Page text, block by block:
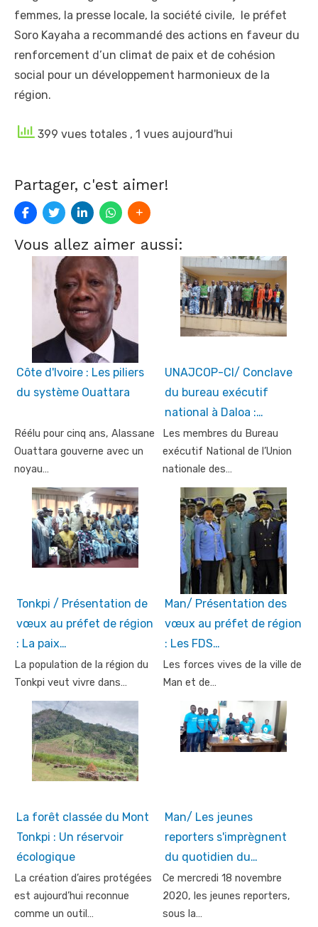
femmes, la presse locale, la société civile, le préfet
Soro Kayaha a recommandé des actions en faveur du
renforcement d’un climat de paix et de cohésion
social pour un développement harmonieux de la
région.
399 vues totales , 1 vues aujourd'hui
Partager, c'est aimer!
Vous allez aimer aussi:
Côte d'Ivoire : Les piliers
du système Ouattara
Réélu pour cinq ans, Alassane
Ouattara gouverne avec un
noyau…
UNAJCOP-CI/ Conclave
du bureau exécutif
national à Daloa :…
Les membres du Bureau
exécutif National de l’Union
nationale des…
Tonkpi / Présentation de
vœux au préfet de région
: La paix…
La population de la région du
Tonkpi veut vivre dans…
Man/ Présentation des
vœux au préfet de région
: Les FDS…
Les forces vives de la ville de
Man et de…
La forêt classée du Mont
Tonkpi : Un réservoir
écologique
La création d’aires protégées
est aujourd’hui reconnue
comme un outil…
Man/ Les jeunes
reporters s'imprègnent
du quotidien du…
Ce mercredi 18 novembre
2020, les jeunes reporters,
sous la…